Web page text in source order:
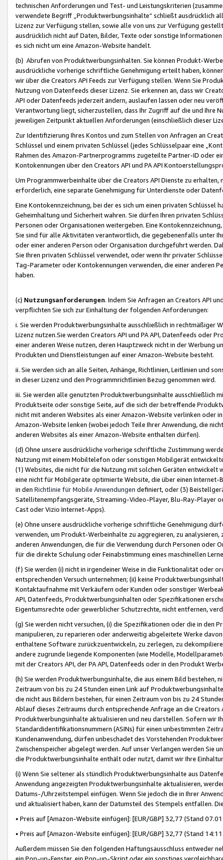
technischen Anforderungen und Test- und Leistungskriterien
verwendete Begriff „Produktwerbungsinhalte“ schließt ausdrücklich
Lizenz zur Verfügung stellen, sowie alle von uns zur Verfügung
ausdrücklich nicht auf Daten, Bilder, Texte oder sonstige
es sich nicht um eine Amazon-Website handelt.
(b) Abrufen von Produktwerbungsinhalten. Sie können Produkt-
ausdrückliche vorherige schriftliche Genehmigung erteilt haben,
wir über die Creators API Feeds zur Verfügung stellen. Wenn Sie
Nutzung von Datenfeeds dieser Lizenz. Sie erkennen an, dass wir
API oder Datenfeeds jederzeit ändern, auslaufen lassen oder neu
Verantwortung liegt, sicherzustellen, dass Ihr Zugriff auf die und Ihre
jeweiligen Zeitpunkt aktuellen Anforderungen (einschließlich dieser
Zur Identifizierung Ihres Kontos und zum Stellen von Anfragen an
Schlüssel und einem privaten Schlüssel (jedes Schlüsselpaar eine
Rahmen des Amazon-Partnerprogramms zugeteilte Partner-ID oder
Kontokennungen über den Creators API und PA API
Um Programmwerbeinhalte über die Creators API Dienste zu
erforderlich, eine separate Genehmigung für Unterdienste oder
Eine Kontokennzeichnung, bei der es sich um einen privaten
Geheimhaltung und Sicherheit wahren. Sie dürfen Ihren privaten
Personen oder Organisationen weitergeben. Eine
Sie sind für alle Aktivitäten verantwortlich, die gegebenenfalls unter
oder einer anderen Person oder Organisation durchgeführt werden.
Sie Ihren privaten Schlüssel verwendet, oder wenn Ihr privater
Tag-Parameter oder Kontokennungen verwenden, die einer anderen
haben.
(c) Nutzungsanforderungen. Indem Sie Anfragen an Creators API
verpflichten Sie sich zur Einhaltung der folgenden Anforderungen:
i. Sie werden Produktwerbungsinhalte ausschließlich in rechtmäßiger
Lizenz nutzen.Sie werden Creators API und PA API, Datenfeeds oder
einer anderen Weise nutzen, deren Hauptzweck nicht in der Werbung
Produkten und Dienstleistungen auf einer Amazon-Website besteht.
ii. Sie werden sich an alle Seiten, Anhänge, Richtlinien, Leitlinien und
in dieser Lizenz und den Programmrichtlinien Bezug genommen wird.
iii. Sie werden alle genutzten Produktwerbungsinhalte ausschließlich
Produktseite oder sonstige Seite, auf die sich der betreffende
nicht mit anderen Websites als einer Amazon-Website verlinken oder
Amazon-Website lenken (wobei jedoch Teile Ihrer Anwendung, die
anderen Websites als einer Amazon-Website enthalten dürfen).
(d) Ohne unsere ausdrückliche vorherige schriftliche Zustimmung
Nutzung mit einem Mobiltelefon oder sonstigen Mobilgerät
(1) Websites, die nicht für die Nutzung mit solchen Geräten
eine nicht für Mobilgeräte optimierte Website, die über einen
in den Richtlinie für Mobile Anwendungen definiert, oder (3)
Satellitenempfangsgeräte, Streaming-Video-Player, Blu-Ray-Player
Cast oder Vizio Internet-Apps).
(e) Ohne unsere ausdrückliche vorherige schriftliche Genehmigung
verwenden, um Produkt-Werbeinhalte zu aggregieren, zu
anderen Anwendungen, die für die Verwendung durch Personen
für die direkte Schulung oder Feinabstimmung eines maschinellen
(f) Sie werden (i) nicht in irgendeiner Weise in die Funktionalität oder
entsprechenden Versuch unternehmen; (ii) keine
Kontaktaufnahme mit Verkäufern oder Kunden oder sonstiger
API, Datenfeeds, Produktwerbungsinhalten oder Spezifikationen
Eigentumsrechte oder gewerblicher Schutzrechte, nicht entfernen,
(g) Sie werden nicht versuchen, (i) die Spezifikationen oder die in
manipulieren, zu reparieren oder anderweitig abgeleitete Werke
enthaltene Software zurückzuentwickeln, zu zerlegen, zu
andere zugrunde liegende Komponenten (wie Modelle,
mit der Creators API, der PA API, Datenfeeds oder in den Produkt
(h) Sie werden Produktwerbungsinhalte, die aus einem Bild bestehen,
Zeitraum von bis zu 24 Stunden einen Link auf
die nicht aus Bildern bestehen, für einen Zeitraum von bis zu 24
Ablauf dieses Zeitraums durch entsprechende Anfrage an die
Produktwerbungsinhalte aktualisieren und neu darstellen. Sofern wir
Standardidentifikationsnummern (ASINs) für einen unbestimmten
Kundenanwendung, dürfen unbeschadet des Vorstehenden
Zwischenspeicher abgelegt werden. Auf unser Verlangen werden Sie
die Produktwerbungsinhalte enthält oder nutzt, damit wir Ihre
(i) Wenn Sie seltener als stündlich Produktwerbungsinhalte aus
Anwendung angezeigten Produktwerbungsinhalte aktualisieren,
Datums-/Uhrzeitstempel einfügen. Wenn Sie jedoch die in Ihrer
und aktualisiert haben, kann der Datumsteil des Stempels entfallen.
• Preis auf [Amazon-Website einfügen]: [EUR/GBP] 32,77 (Stand
• Preis auf [Amazon-Website einfügen]: [EUR/GBP] 32,77 (Stand
Außerdem müssen Sie den folgenden Haftungsausschluss entweder
ein Pop-up-Fenster, ein Pop-up-Skript oder ein sonstiges